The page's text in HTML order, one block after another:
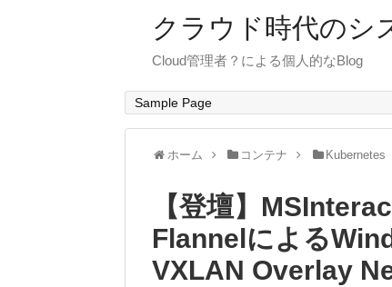
クラウド時代のシ
Cloud管理者？による個人的なBlog
Sample Page
ホーム コンテナ Kubernetes
【登壇】
Flannelによる
VXLAN Overlay